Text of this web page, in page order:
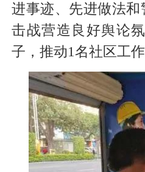
进事迹、先进做法
击战营造良好舆论
子，推动1名社区工